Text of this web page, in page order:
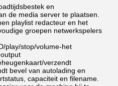
en
de media server te plaatsen.
playlist redacteur en het
groepen netwerkspelers
play/stop/volume-het
verzendt
bevel van autolading en
capaciteit en filename.